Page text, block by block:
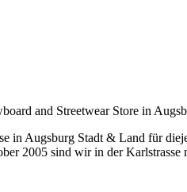
and Streetwear Store in
in Augsburg Stadt & Land für
2005 sind wir in der